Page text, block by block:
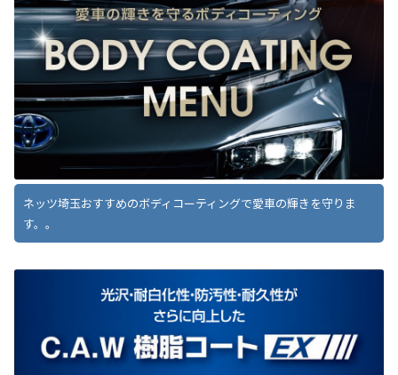
ネッツ埼玉おすすめのボディコーティングで愛車の輝きを守りま
す。。